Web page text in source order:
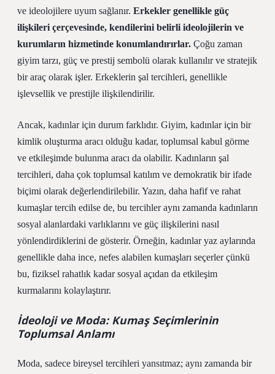
ve ideolojilere uyum sağlanır. Erkekler genellikle güç
ilişkileri çerçevesinde, kendilerini belirli ideolojilerin ve
kurumların hizmetinde konumlandırırlar. Çoğu zaman
giyim tarzı, güç ve prestij sembolü olarak kullanılır ve stratejik
bir araç olarak işler. Erkeklerin şal tercihleri, genellikle
işlevsellik ve prestijle ilişkilendirilir.
Ancak, kadınlar için durum farklıdır. Giyim, kadınlar için bir
kimlik oluşturma aracı olduğu kadar, toplumsal kabul görme
ve etkileşimde bulunma aracı da olabilir. Kadınların şal
tercihleri, daha çok toplumsal katılım ve demokratik bir ifade
biçimi olarak değerlendirilebilir. Yazın, daha hafif ve rahat
kumaşlar tercih edilse de, bu tercihler aynı zamanda kadınların
sosyal alanlardaki varlıklarını ve güç ilişkilerini nasıl
yönlendirdiklerini de gösterir. Örneğin, kadınlar yaz aylarında
genellikle daha ince, nefes alabilen kumaşları seçerler çünkü
bu, fiziksel rahatlık kadar sosyal açıdan da etkileşim
kurmalarını kolaylaştırır.
İdeoloji ve Moda: Kumaş Seçimlerinin
Toplumsal Anlamı
Moda, sadece bireysel tercihleri yansıtmaz; aynı zamanda bir